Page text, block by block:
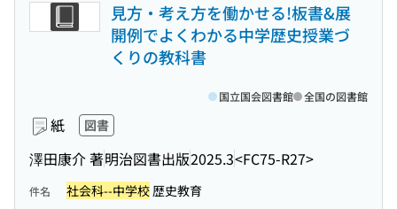
見方・考え方を働かせる!板書&展
開例でよくわかる中学歴史授業づ
くりの教科書
紙 図書
澤田康介 著明治図書出版2025.3<FC75-R27>
国立国会図書館 全国の図書館
件名 社会科--中学校歴史教育